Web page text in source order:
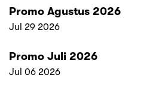
Promo Agustus 2026
Jul 29 2026
Promo Juli 2026
Jul 06 2026